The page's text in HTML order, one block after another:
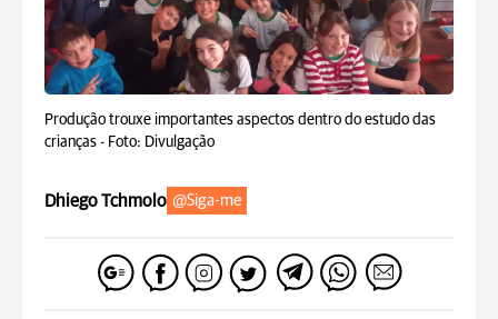
Produção trouxe importantes aspectos dentro do estudo das
crianças - Foto: Divulgação
Dhiego Tchmolo @Siga-me